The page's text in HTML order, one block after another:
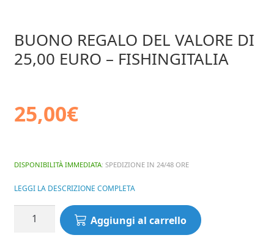
BUONO REGALO DEL VALORE DI
25,00 EURO – FISHINGITALIA
25,00€
DISPONIBILITÀ IMMEDIATA: SPEDIZIONE IN 24/48 ORE
LEGGI LA DESCRIZIONE COMPLETA
BUONO
Aggiungi al carrello